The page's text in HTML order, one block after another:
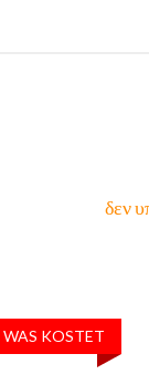
δεν
KOSTET